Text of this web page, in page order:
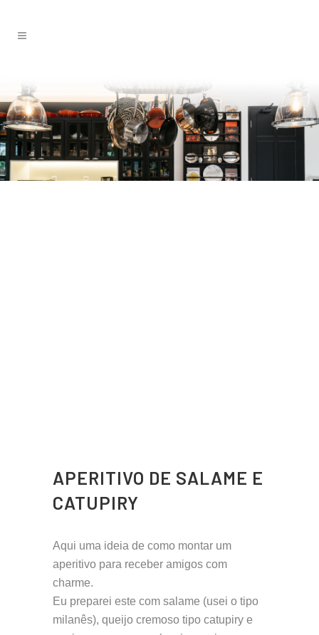
APERITIVO DE SALAME E
CATUPIRY
Aqui uma ideia de como montar um
aperitivo para receber amigos com
charme.
Eu preparei este com salame (usei o tipo
milanês), queijo cremoso tipo catupiry e